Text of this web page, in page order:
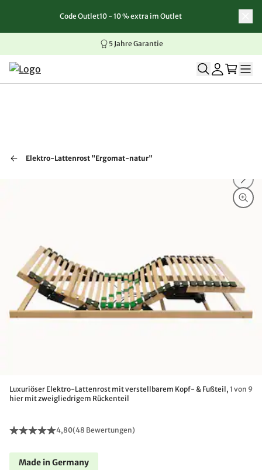
Zum Inhalt springen
Zur Navigation springen
Zum Seitenende springen
Code Outlet10 - 10 % extra im Outlet
5 Jahre Garantie
Elektro-Lattenrost "Ergomat-natur"
Luxuriöser Elektro-Lattenrost mit verstellbarem Kopf- & Fußteil,
hier mit zweigliedrigem Rückenteil
1 von 9
4,80(48 Bewertungen)
Made in Germany